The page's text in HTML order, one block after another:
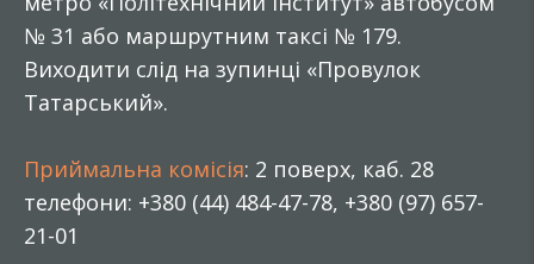
№ 31 або маршрутним таксі № 179.
Виходити слід на зупинці «Провулок
Татарський».
Приймальна комісія: 2 поверх, каб. 28
телефони: +380 (44) 484-47-78, +380 (97) 657-
21-01